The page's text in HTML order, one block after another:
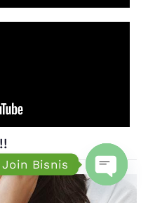
Bisnis
Open